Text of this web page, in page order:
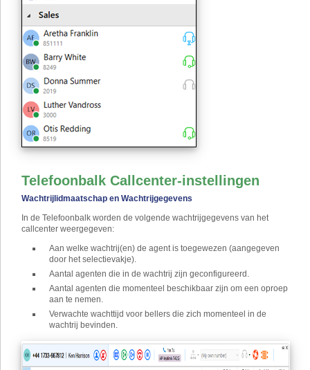
Telefoonbalk Callcenter-instellingen
Wachtrijlidmaatschap en Wachtrijgegevens
In de Telefoonbalk worden de volgende wachtrijgegevens van het
callcenter weergegeven:
Aan welke wachtrij(en) de agent is toegewezen (aangegeven
door het selectievakje).
Aantal agenten die in de wachtrij zijn geconfigureerd.
Aantal agenten die momenteel beschikbaar zijn om een oproep
aan te nemen.
Verwachte wachttijd voor bellers die zich momenteel in de
wachtrij bevinden.